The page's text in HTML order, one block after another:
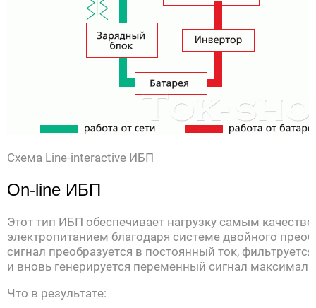
Схема Line-interactive ИБП
On-line ИБП
Этот тип ИБП обеспечивает нагрузку самым
электропитанием благодаря системе двойного
сигнал преобразуется в постоянный ток,
и вновь генерируется переменный сигнал
Что в результате: